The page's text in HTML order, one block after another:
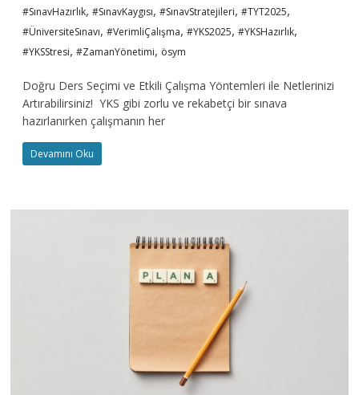
#SınavHazırlık,#SınavKaygısı,#SınavStratejileri,#TYT2025,
#ÜniversiteSınavı,#VerimliÇalışma,#YKS2025,#YKSHazırlık,
#YKSStresi,#ZamanYönetimi, ösym
Doğru Ders Seçimi ve Etkili Çalışma Yöntemleri ile Netlerinizi
Artırabilirsiniz! YKS gibi zorlu ve rekabetçi bir sınava
hazırlanırken çalışmanın her
Devamını Oku